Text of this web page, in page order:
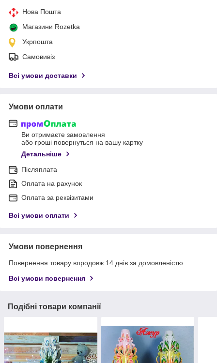
Нова Пошта
Магазини Rozetka
Укрпошта
Самовивіз
Всі умови доставки
Умови оплати
Ви отримаєте замовлення
або гроші повернуться на вашу картку
Детальніше
Післяплата
Оплата на рахунок
Оплата за реквізитами
Всі умови оплати
Умови повернення
Повернення товару впродовж 14 днів за домовленістю
Всі умови повернення
Подібні товари компанії